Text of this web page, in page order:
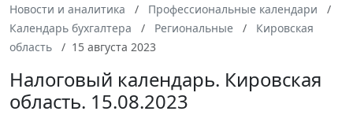
Новости и аналитика
Профессиональные календари
Календарь бухгалтера
Региональные
Кировская
область
15 августа 2023
Налоговый календарь. Кировская
область. 15.08.2023